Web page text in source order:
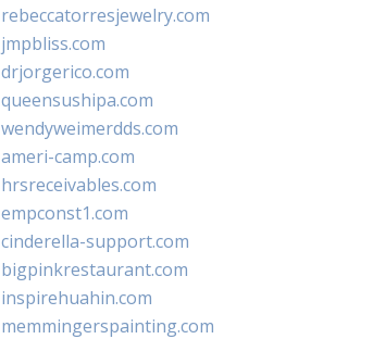
rebeccatorresjewelry.com
jmpbliss.com
drjorgerico.com
queensushipa.com
wendyweimerdds.com
ameri-camp.com
hrsreceivables.com
empconst1.com
cinderella-support.com
bigpinkrestaurant.com
inspirehuahin.com
memmingerspainting.com